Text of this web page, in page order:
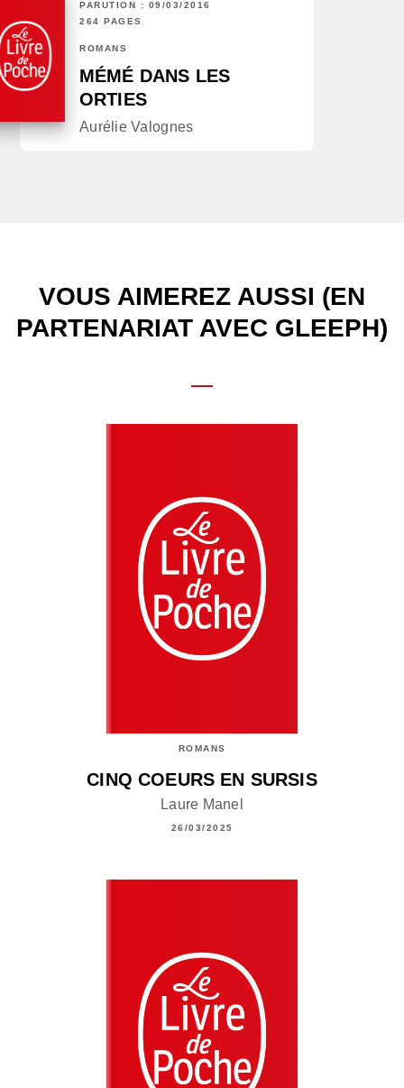
PARUTION : 09/03/2016
264 PAGES
ROMANS
MÉMÉ DANS LES
ORTIES
Aurélie Valognes
VOUS AIMEREZ AUSSI (EN
PARTENARIAT AVEC GLEEPH)
ROMANS
CINQ COEURS EN SURSIS
Laure Manel
26/03/2025